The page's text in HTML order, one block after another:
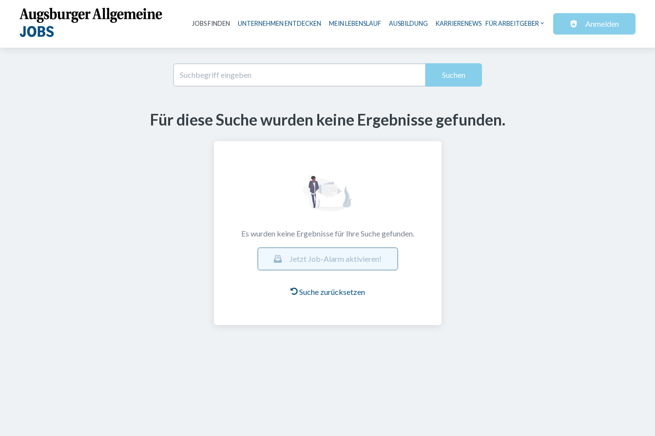
Haupt-Navigation
JOBS FINDEN UNTERNEHMEN ENTDECKEN MEIN LEBENSLAUF AUSBILDUNG KARRIERENEWS FÜR ARBEITGEBER Anmelden
Suchen
Für diese Suche wurden keine Ergebnisse gefunden.
Es wurden keine Ergebnisse für Ihre Suche gefunden.
Jetzt Job-Alarm aktivieren!
Suche zurücksetzen